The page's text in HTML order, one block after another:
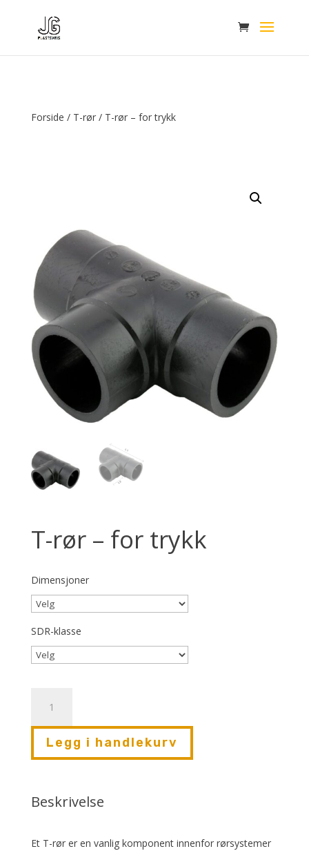
Forside / T-rør/ T-rør – for trykk
T-rør – for trykk
Dimensjoner
SDR-klasse
-
trykk
Legg i handlekurv
Beskrivelse
Et T-rør er en vanlig komponent innenfor rørsystemer